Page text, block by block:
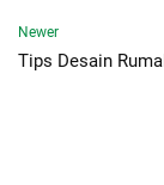
Newer
Tips Desain